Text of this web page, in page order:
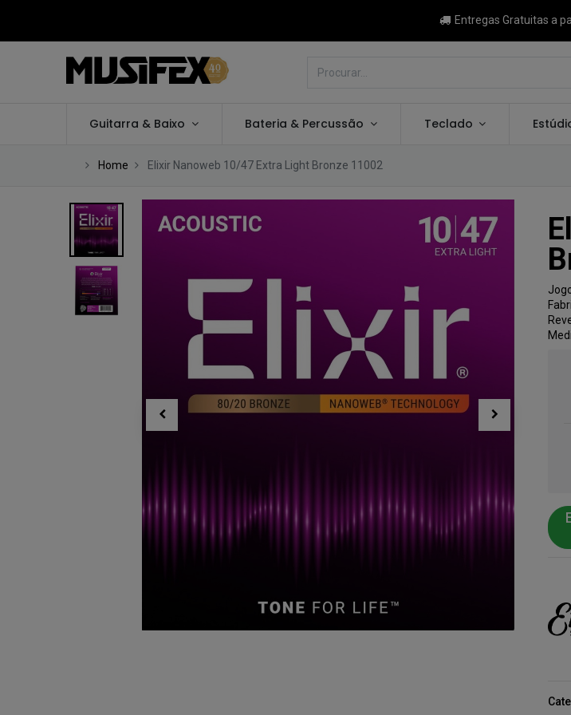
Entregas Gratuitas a
Guitarra & Baixo Bateria & Percussão Teclado
Home Elixir Nanoweb 10/47 Extra Light Bronze 11002